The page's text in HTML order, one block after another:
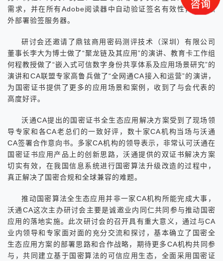
需求，并在所有Adobe阅读器中自动验证签名有效性，无需额
外部署验签服务器。
研讨会还邀请了鼎铉商用密码测评技术（深圳）有限公司
董事长李大为博士做了“聚龙链及其应用”的演讲、教育卡工作组
何程教授做了“嵌入式可信数字身份共享体系及应用场景研究”的
演讲和CA联盟专家高鲁兵做了“全网通CA接入和运营”的演讲，
为国密证书提供了更多的应用场景和案例，收到了与会代表的
高度好评。
沃通CA提出的国密证书全生态应用解决方案受到了现场领
导专家和各CA老总们的一致好评，数十家CA机构当场与沃通
CA签署合作意向书。多家CA机构的领导表示，非常认可沃通在
国密证书应用产品上的创新思路，沃通提供的双证书解决方案
切实有效，在我国信息系统进行国密算法升级改造的过程中，
真正解决了国密合规和全球兼容的难题。
推动国密算法全生态应用并非一家CA机构所能完成大事，
沃通CA这次主办研讨会主要是诚邀业内同仁共同参与推动国密
应用的落地实施。此次研讨会的召开具有重大意义，通过与CA
业内领导和专家面对面的充分交流和探讨，基本确立了国密全
生态应用方案的部署思路和合作战略，期待更多CA机构共同参
与，共同建立基于国密算法的可信应用生态，全面采用国密证